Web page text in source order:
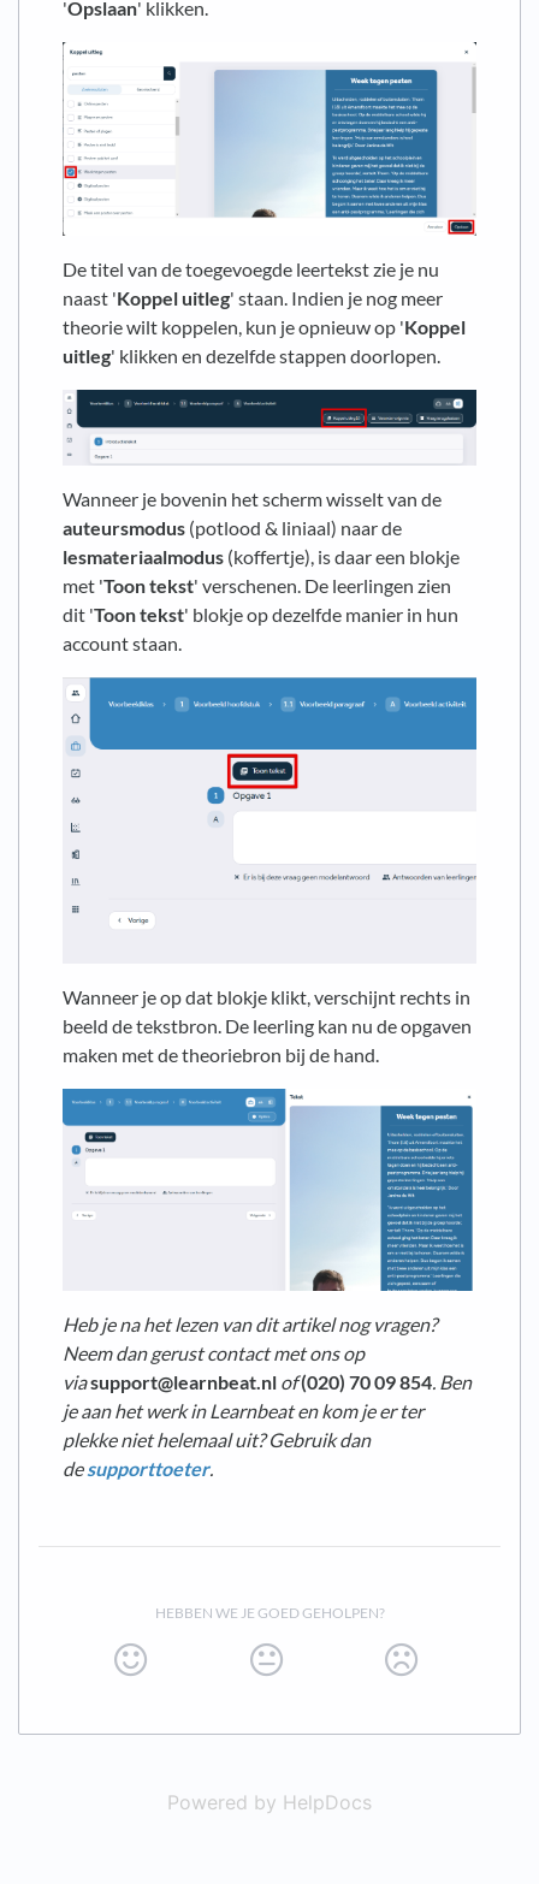
'Opslaan' klikken.
De titel van de toegevoegde leertekst zie je nu
naast 'Koppel uitleg' staan. Indien je nog meer
theorie wilt koppelen, kun je opnieuw op 'Koppel
uitleg' klikken en dezelfde stappen doorlopen.
Wanneer je bovenin het scherm wisselt van de
auteursmodus (potlood & liniaal) naar de
lesmateriaalmodus (koffertje), is daar een blokje
met 'Toon tekst' verschenen. De leerlingen zien
dit 'Toon tekst' blokje op dezelfde manier in hun
account staan.
Wanneer je op dat blokje klikt, verschijnt rechts in
beeld de tekstbron. De leerling kan nu de opgaven
maken met de theoriebron bij de hand.
Heb je na het lezen van dit artikel nog vragen?
Neem dan gerust contact met ons op
viasupport@learnbeat.nl of(020) 70 09 854 . Ben
je aan het werk in Learnbeat en kom je er ter
plekke niet helemaal uit? Gebruik dan
de supporttoeter.
HEBBEN WE JE GOED GEHOLPEN?
Powered by HelpDocs